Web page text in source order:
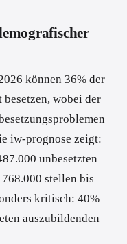
können 36% der
wobei der
iw-prognose zeigt:
unbesetzten
stellen bis
kritisch: 40%
auszubildenden